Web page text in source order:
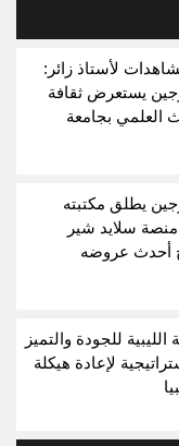
لأستاذ زائر:
يستعرض ثقافة
العلمي بجامعة
يطلق مكتبته
سلايد شير
أحدث عروضه
للجودة والتميز
لإعادة هيكلة